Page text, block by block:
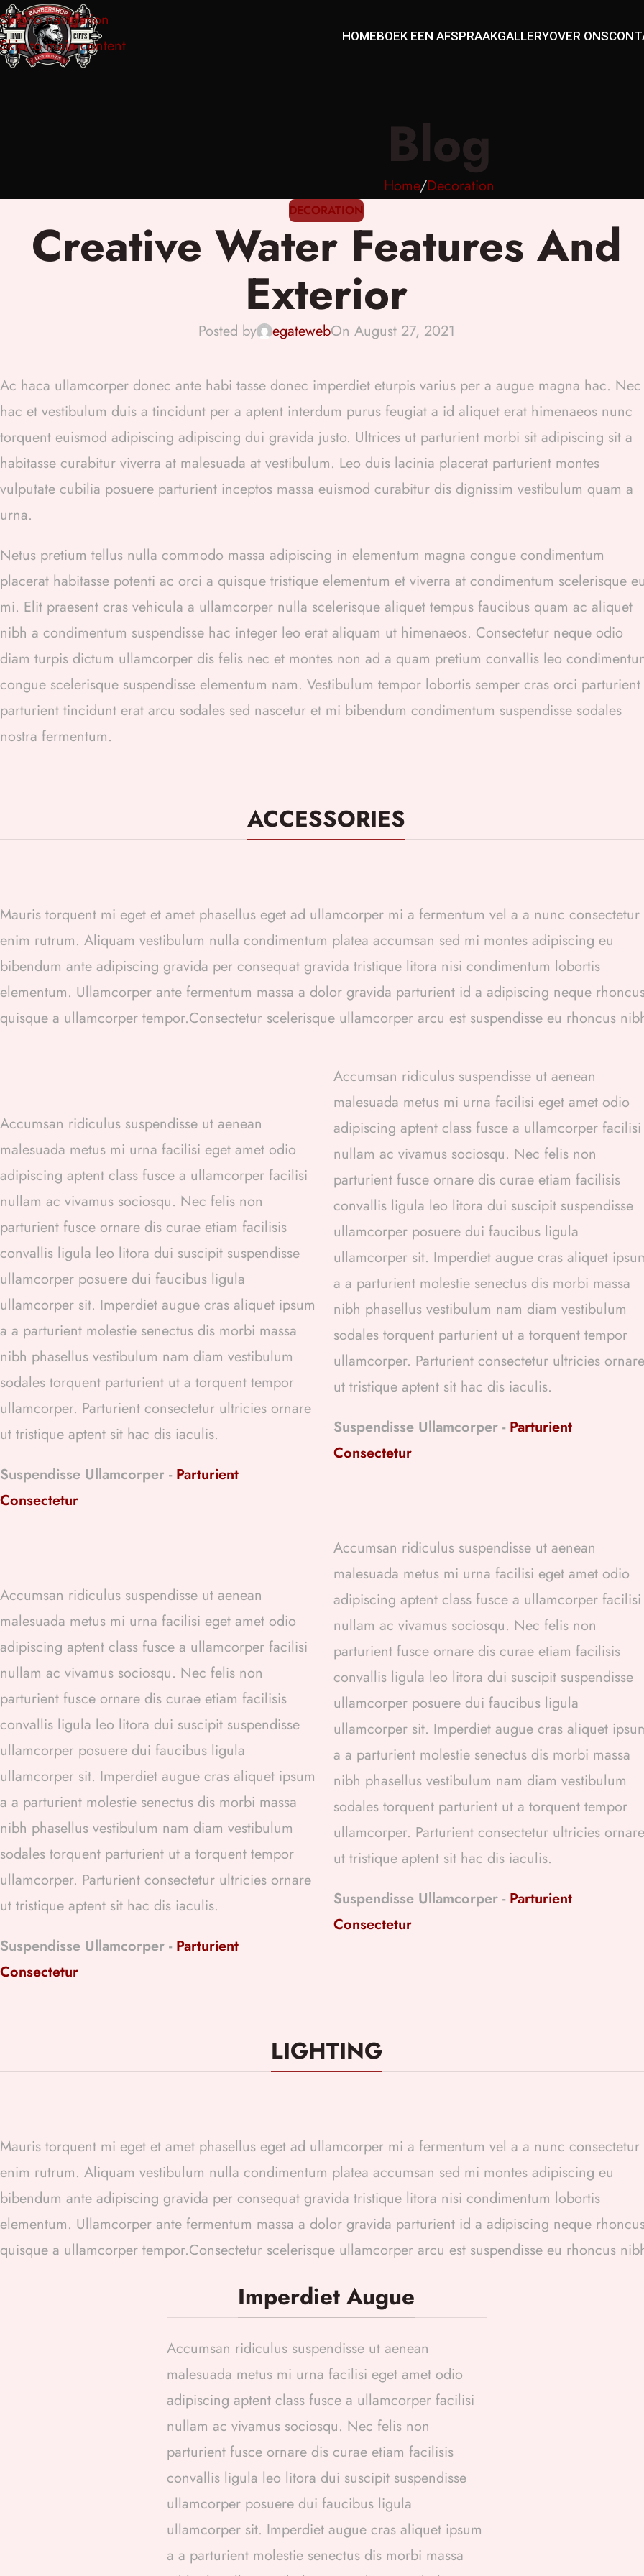
Skip to navigation
Skip to main content
HOMEBOEK EEN AFSPRAAKGALLERYOVER ONS
Blog
Home Decoration
DECORATION
Creative Water Features And
Exterior
Posted by egatewebOn August 27, 2021
Ac haca ullamcorper donec ante habi tasse donec imperdiet eturpis varius per a augue magna hac. Nec
hac et vestibulum duis a tincidunt per a aptent interdum purus feugiat a id aliquet erat himenaeos nunc
torquent euismod adipiscing adipiscing dui gravida justo. Ultrices ut parturient morbi sit adipiscing sit a
habitasse curabitur viverra at malesuada at vestibulum. Leo duis lacinia placerat parturient montes
vulputate cubilia posuere parturient inceptos massa euismod curabitur dis dignissim vestibulum quam a
urna.
Netus pretium tellus nulla commodo massa adipiscing in elementum magna congue condimentum
placerat habitasse potenti ac orci a quisque tristique elementum et viverra at condimentum scelerisque
mi. Elit praesent cras vehicula a ullamcorper nulla scelerisque aliquet tempus faucibus quam ac aliquet
nibh a condimentum suspendisse hac integer leo erat aliquam ut himenaeos. Consectetur neque odio
diam turpis dictum ullamcorper dis felis nec et montes non ad a quam pretium convallis leo
congue scelerisque suspendisse elementum nam. Vestibulum tempor lobortis semper cras orci
parturient tincidunt erat arcu sodales sed nascetur et mi bibendum condimentum suspendisse sodales
nostra fermentum.
ACCESSORIES
Mauris torquent mi eget et amet phasellus eget ad ullamcorper mi a fermentum vel a a nunc consectetur
enim rutrum. Aliquam vestibulum nulla condimentum platea accumsan sed mi montes adipiscing eu
bibendum ante adipiscing gravida per consequat gravida tristique litora nisi condimentum lobortis
elementum. Ullamcorper ante fermentum massa a dolor gravida parturient id a adipiscing neque
quisque a ullamcorper tempor.Consectetur scelerisque ullamcorper arcu est suspendisse eu rhoncus
Accumsan ridiculus suspendisse ut aenean
malesuada metus mi urna facilisi eget amet odio
adipiscing aptent class fusce a ullamcorper facilisi
nullam ac vivamus sociosqu. Nec felis non
parturient fusce ornare dis curae etiam facilisis
convallis ligula leo litora dui suscipit suspendisse
ullamcorper posuere dui faucibus ligula
ullamcorper sit. Imperdiet augue cras aliquet ipsum
a a parturient molestie senectus dis morbi massa
nibh phasellus vestibulum nam diam vestibulum
sodales torquent parturient ut a torquent tempor
ullamcorper. Parturient consectetur ultricies ornare
ut tristique aptent sit hac dis iaculis.
Suspendisse Ullamcorper - Parturient
Consectetur
Accumsan ridiculus suspendisse ut aenean
malesuada metus mi urna facilisi eget amet odio
adipiscing aptent class fusce a ullamcorper facilisi
nullam ac vivamus sociosqu. Nec felis non
parturient fusce ornare dis curae etiam facilisis
convallis ligula leo litora dui suscipit suspendisse
ullamcorper posuere dui faucibus ligula
ullamcorper sit. Imperdiet augue cras aliquet ipsum
a a parturient molestie senectus dis morbi massa
nibh phasellus vestibulum nam diam vestibulum
sodales torquent parturient ut a torquent tempor
ullamcorper. Parturient consectetur ultricies ornare
ut tristique aptent sit hac dis iaculis.
Suspendisse Ullamcorper - Parturient
Consectetur
Accumsan ridiculus suspendisse ut aenean
malesuada metus mi urna facilisi eget amet odio
adipiscing aptent class fusce a ullamcorper facilisi
nullam ac vivamus sociosqu. Nec felis non
parturient fusce ornare dis curae etiam facilisis
convallis ligula leo litora dui suscipit suspendisse
ullamcorper posuere dui faucibus ligula
ullamcorper sit. Imperdiet augue cras aliquet
a a parturient molestie senectus dis morbi massa
nibh phasellus vestibulum nam diam vestibulum
sodales torquent parturient ut a torquent tempor
ullamcorper. Parturient consectetur ultricies
ut tristique aptent sit hac dis iaculis.
Suspendisse Ullamcorper - Parturient
Consectetur
Accumsan ridiculus suspendisse ut aenean
malesuada metus mi urna facilisi eget amet odio
adipiscing aptent class fusce a ullamcorper facilisi
nullam ac vivamus sociosqu. Nec felis non
parturient fusce ornare dis curae etiam facilisis
convallis ligula leo litora dui suscipit suspendisse
ullamcorper posuere dui faucibus ligula
ullamcorper sit. Imperdiet augue cras aliquet
a a parturient molestie senectus dis morbi massa
nibh phasellus vestibulum nam diam vestibulum
sodales torquent parturient ut a torquent tempor
ullamcorper. Parturient consectetur ultricies
ut tristique aptent sit hac dis iaculis.
Suspendisse Ullamcorper - Parturient
Consectetur
LIGHTING
Mauris torquent mi eget et amet phasellus eget ad ullamcorper mi a fermentum vel a a nunc consectetur
enim rutrum. Aliquam vestibulum nulla condimentum platea accumsan sed mi montes adipiscing eu
bibendum ante adipiscing gravida per consequat gravida tristique litora nisi condimentum lobortis
elementum. Ullamcorper ante fermentum massa a dolor gravida parturient id a adipiscing neque
quisque a ullamcorper tempor.Consectetur scelerisque ullamcorper arcu est suspendisse eu rhoncus
Imperdiet Augue
Accumsan ridiculus suspendisse ut aenean
malesuada metus mi urna facilisi eget amet odio
adipiscing aptent class fusce a ullamcorper facilisi
nullam ac vivamus sociosqu. Nec felis non
parturient fusce ornare dis curae etiam facilisis
convallis ligula leo litora dui suscipit suspendisse
ullamcorper posuere dui faucibus ligula
ullamcorper sit. Imperdiet augue cras aliquet ipsum
a a parturient molestie senectus dis morbi massa